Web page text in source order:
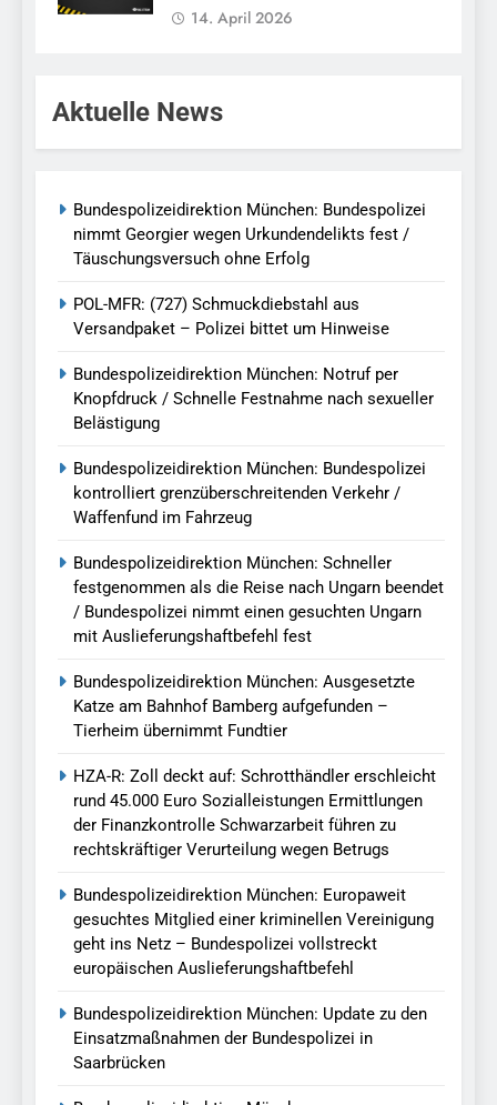
14. April 2026
Aktuelle News
Bundespolizeidirektion München: Bundespolizei
nimmt Georgier wegen Urkundendelikts fest /
Täuschungsversuch ohne Erfolg
POL-MFR: (727) Schmuckdiebstahl aus
Versandpaket – Polizei bittet um Hinweise
Bundespolizeidirektion München: Notruf per
Knopfdruck / Schnelle Festnahme nach sexueller
Belästigung
Bundespolizeidirektion München: Bundespolizei
kontrolliert grenzüberschreitenden Verkehr /
Waffenfund im Fahrzeug
Bundespolizeidirektion München: Schneller
festgenommen als die Reise nach Ungarn beendet
/ Bundespolizei nimmt einen gesuchten Ungarn
mit Auslieferungshaftbefehl fest
Bundespolizeidirektion München: Ausgesetzte
Katze am Bahnhof Bamberg aufgefunden –
Tierheim übernimmt Fundtier
HZA-R: Zoll deckt auf: Schrotthändler erschleicht
rund 45.000 Euro Sozialleistungen Ermittlungen
der Finanzkontrolle Schwarzarbeit führen zu
rechtskräftiger Verurteilung wegen Betrugs
Bundespolizeidirektion München: Europaweit
gesuchtes Mitglied einer kriminellen Vereinigung
geht ins Netz – Bundespolizei vollstreckt
europäischen Auslieferungshaftbefehl
Bundespolizeidirektion München: Update zu den
Einsatzmaßnahmen der Bundespolizei in
Saarbrücken